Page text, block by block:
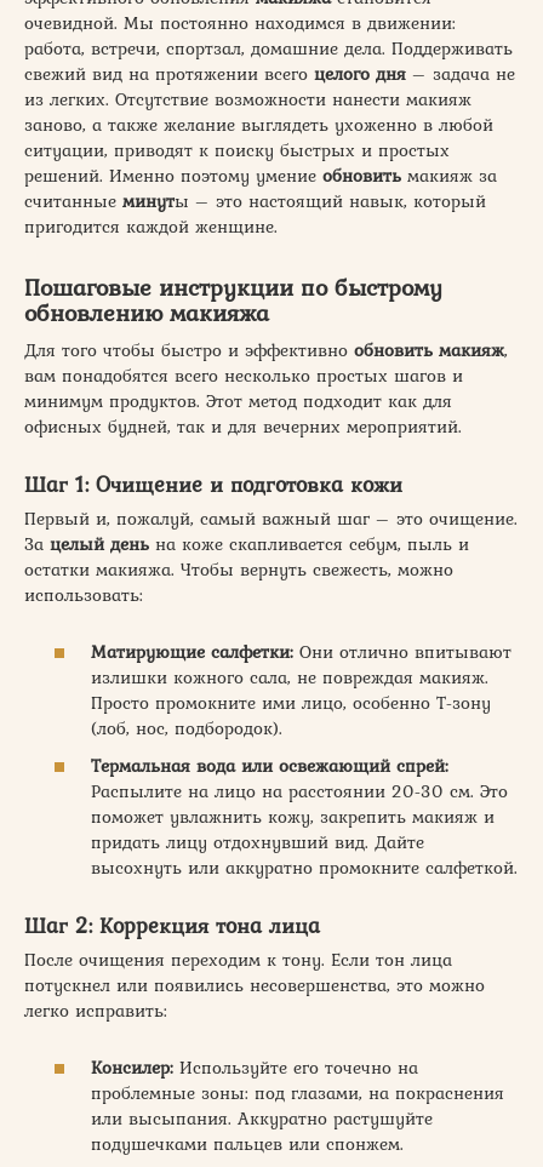
очевидной. Мы постоянно находимся в движении:
работа, встречи, спортзал, домашние дела. Поддерживать
свежий вид на протяжении всего целого дня – задача не
из легких. Отсутствие возможности нанести макияж
заново, а также желание выглядеть ухоженно в любой
ситуации, приводят к поиску быстрых и простых
решений. Именно поэтому умение обновить макияж за
считанные минуты – это настоящий навык, который
пригодится каждой женщине.
Пошаговые инструкции по быстрому
обновлению макияжа
Для того чтобы быстро и эффективно обновить макияж,
вам понадобятся всего несколько простых шагов и
минимум продуктов. Этот метод подходит как для
офисных будней, так и для вечерних мероприятий.
Шаг 1: Очищение и подготовка кожи
Первый и, пожалуй, самый важный шаг – это очищение.
За целый день на коже скапливается себум, пыль и
остатки макияжа. Чтобы вернуть свежесть, можно
использовать:
Матирующие салфетки: Они отлично впитывают
излишки кожного сала, не повреждая макияж.
Просто промокните ими лицо, особенно Т-зону
(лоб, нос, подбородок).
Термальная вода или освежающий спрей:
Распылите на лицо на расстоянии 20-30 см. Это
поможет увлажнить кожу, закрепить макияж и
придать лицу отдохнувший вид. Дайте
высохнуть или аккуратно промокните салфеткой.
Шаг 2: Коррекция тона лица
После очищения переходим к тону. Если тон лица
потускнел или появились несовершенства, это можно
легко исправить:
Консилер: Используйте его точечно на
проблемные зоны: под глазами, на покраснения
или высыпания. Аккуратно растушуйте
подушечками пальцев или спонжем.